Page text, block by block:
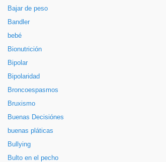
Bajar de peso
Bandler
bebé
Bionutrición
Bipolar
Bipolaridad
Broncoespasmos
Bruxismo
Buenas Decisiónes
buenas pláticas
Bullying
Bulto en el pecho